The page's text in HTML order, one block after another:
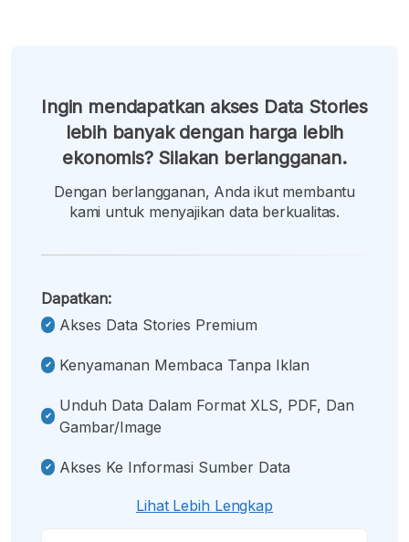
Ingin mendapatkan akses Data Stories
lebih banyak dengan harga lebih
ekonomis? Silakan berlangganan.
Dengan berlangganan, Anda ikut membantu
kami untuk menyajikan data berkualitas.
Dapatkan:
Akses Data Stories Premium
Kenyamanan Membaca Tanpa Iklan
Unduh Data Dalam Format XLS, PDF, Dan
Gambar/image
Akses Ke Informasi Sumber Data
Lihat Lebih Lengkap